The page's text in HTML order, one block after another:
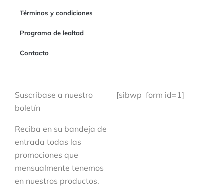
Términos y condiciones
Programa de lealtad
Contacto
Suscríbase a nuestro
boletín
Reciba en su bandeja de
entrada todas las
promociones que
mensualmente tenemos
en nuestros productos.
[sibwp_form id=1]